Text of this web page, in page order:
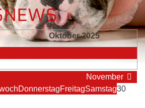
Oktober 2025
November
DonnerstagFreitagSamstag30